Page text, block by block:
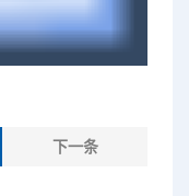
下一条